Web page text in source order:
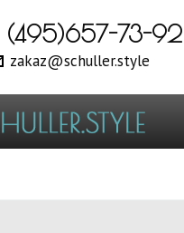
(495)657-73-92
zakaz@schuller.style